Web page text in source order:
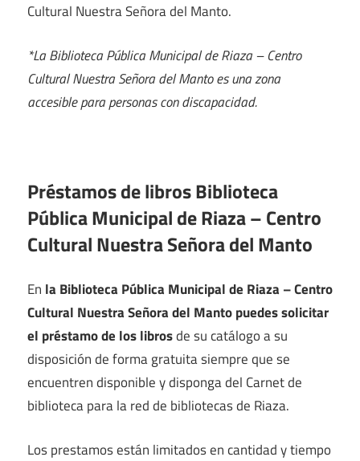
Cultural Nuestra Señora del Manto.
*La Biblioteca Pública Municipal de Riaza – Centro
Cultural Nuestra Señora del Manto es una zona
accesible para personas con discapacidad.
Préstamos de libros Biblioteca
Pública Municipal de Riaza – Centro
Cultural Nuestra Señora del Manto
En la Biblioteca Pública Municipal de Riaza – Centro
Cultural Nuestra Señora del Manto puedes solicitar
el préstamo de los librosde su catálogo a su
disposición de forma gratuita siempre que se
encuentren disponible y disponga del Carnet de
biblioteca para la red de bibliotecas de Riaza.
Los prestamos están limitados en cantidad y tiempo